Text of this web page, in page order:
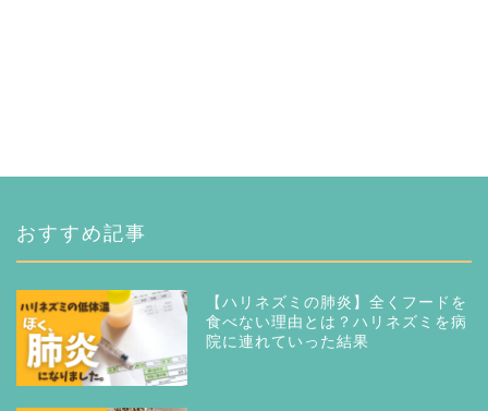
おすすめ記事
【ハリネズミの肺炎】全くフードを
食べない理由とは？ハリネズミを病
院に連れていった結果